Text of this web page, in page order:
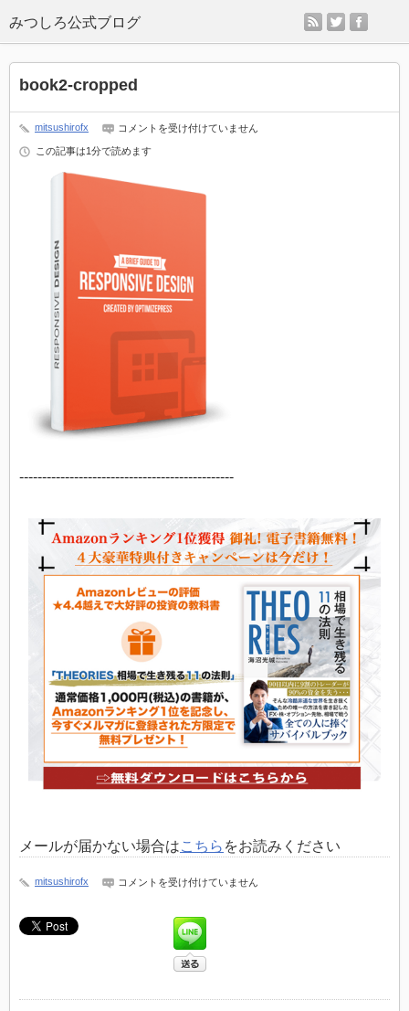
rss twitter
book2-cropped
mitsushirofx
book2-
cropped
は
コメントを受け付けていません
この記事は1分で読めます
-----------------------------------------------
メールが届かない場合はこちら をお読みください
mitsushirofx
book2-
cropped
コメントを受け付けていません